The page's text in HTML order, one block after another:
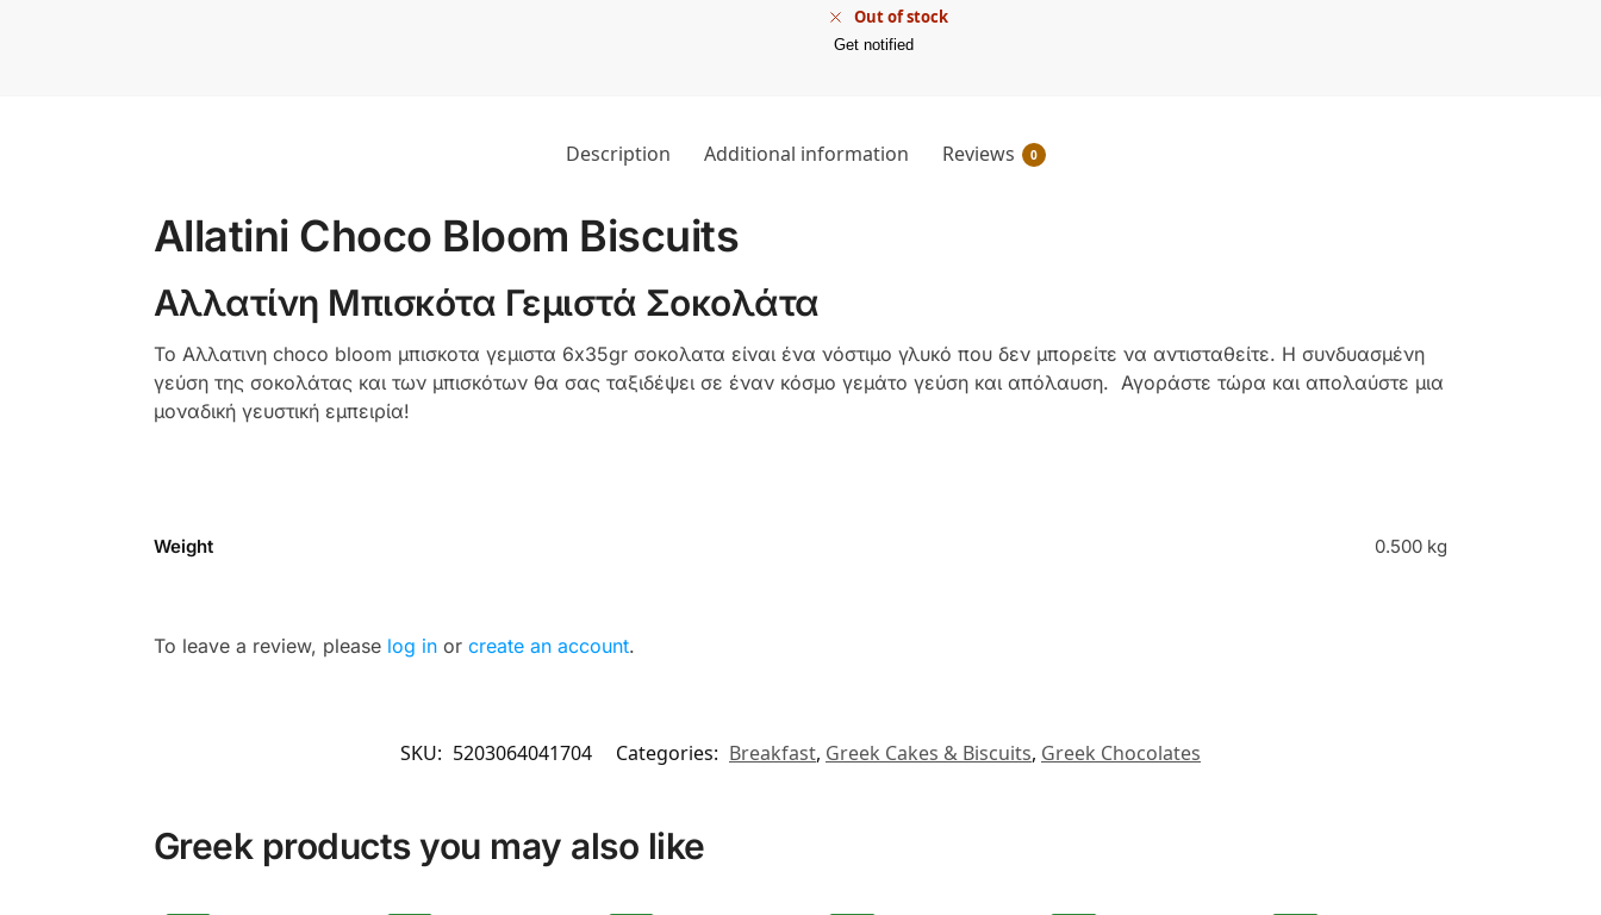
Out of stock
Get notified
Description Additional information Reviews 0
Allatini Choco Bloom Biscuits
Αλλατίνη Μπισκότα Γεμιστά Σοκολάτα
Το Αλλατινη choco bloom μπισκοτα γεμιστα 6x35gr σοκολατα είναι ένα νόστιμο γλυκό που δεν μπορείτε να αντισταθείτε. Η συνδυασμένη
γεύση της σοκολάτας και των μπισκότων θα σας ταξιδέψει σε έναν κόσμο γεμάτο γεύση και απόλαυση. Αγοράστε τώρα και απολαύστε μια
μοναδική γευστική εμπειρία!
Weight 0.500 kg
To leave a review, please log inor create an account.
SKU: 5203064041704 Categories: Breakfast, Greek Cakes & Biscuits, Greek Chocolates
Greek products you may also like